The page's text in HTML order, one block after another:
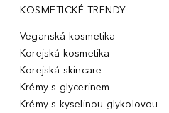
KOSMETICKÉ TRENDY
Veganská kosmetika
Korejská kosmetika
Korejská skincare
Krémy s glycerinem
Krémy s kyselinou glykolovou